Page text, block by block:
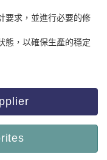
要求，並進行必要的修
態，以確保生產的穩定